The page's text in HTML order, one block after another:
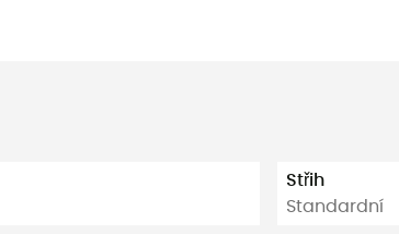
Střih
Standardní